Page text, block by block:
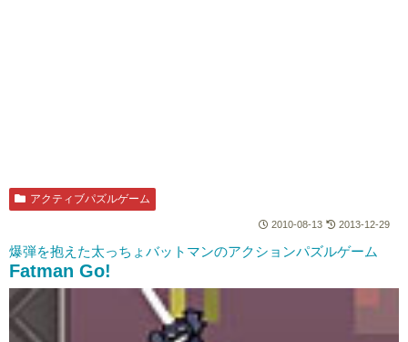
アクティブパズルゲーム
2010-08-13 2013-12-29
爆弾を抱えた太っちょバットマンのアクションパズルゲーム
Fatman Go!